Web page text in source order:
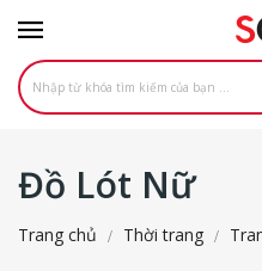
Đồ Lót Nữ
Trang chủ Thời trang